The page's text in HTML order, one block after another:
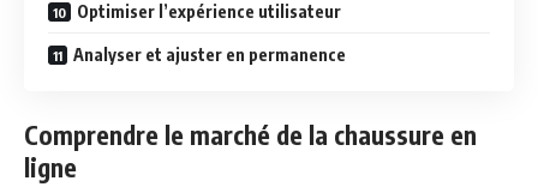
Optimiser l’expérience utilisateur
Analyser et ajuster en permanence
Comprendre le marché de la chaussure en
ligne